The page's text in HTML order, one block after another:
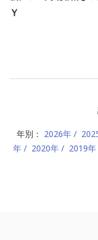
Ｙ
年別： 2026年
年
2020年 2019年